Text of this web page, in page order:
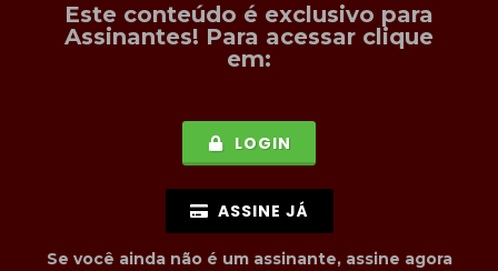
Este conteúdo é exclusivo para
Assinantes! Para acessar clique
em:
LOGIN
ASSINE JÁ
Se você ainda não é um assinante, assine agora